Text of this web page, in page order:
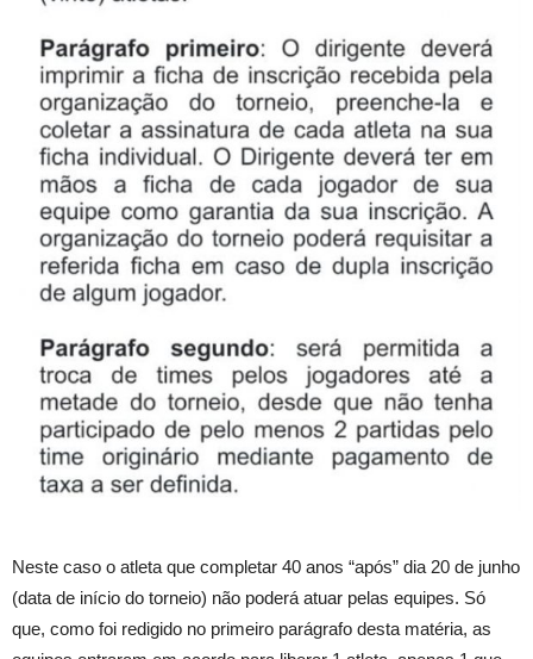
Neste caso o atleta que completar 40 anos “após” dia 20 de junho
(data de início do torneio) não poderá atuar pelas equipes. Só
que, como foi redigido no primeiro parágrafo desta matéria, as